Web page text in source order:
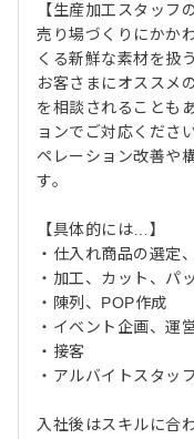
【生産加工スタッフ
売り場づくりにかか
くる新鮮な素材を扱
お客さまにオススメ
を相談されることも
ョンでご対応くださ
ペレーション改善や
す。
【具体的には…】
・仕入れ商品の選定
・加工、カット、パ
・陳列、POP作成
・イベント企画、運
・接客
・アルバイトスタッ
入社後はスキルに合